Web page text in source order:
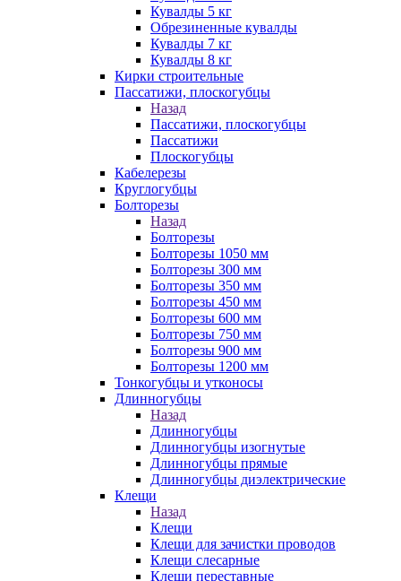
Кувалды 5 кг
Обрезиненные кувалды
Кувалды 7 кг
Кувалды 8 кг
Кирки строительные
Пассатижи, плоскогубцы
Назад
Пассатижи, плоскогубцы
Пассатижи
Плоскогубцы
Кабелерезы
Круглогубцы
Болторезы
Назад
Болторезы
Болторезы 1050 мм
Болторезы 300 мм
Болторезы 350 мм
Болторезы 450 мм
Болторезы 600 мм
Болторезы 750 мм
Болторезы 900 мм
Болторезы 1200 мм
Тонкогубцы и утконосы
Длинногубцы
Назад
Длинногубцы
Длинногубцы изогнутые
Длинногубцы прямые
Длинногубцы диэлектрические
Клещи
Назад
Клещи
Клещи для зачистки проводов
Клещи слесарные
Клещи переставные